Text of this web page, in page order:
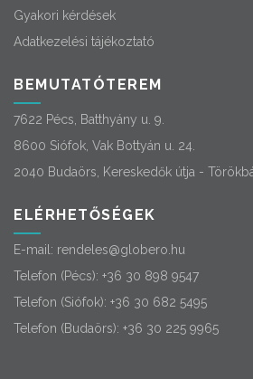
Gyakori kérdések
Adatkezelési tájékoztató
BEMUTATÓTEREM
7622 Pécs, Batthyány u. 9.
8600 Siófok, Vak Bottyán u. 24.
2040 Budaörs, Kereskedők útja -
ELÉRHETŐSÉGEK
E-mail: rendeles@globero.hu
Telefon (Pécs): +36 30 898 9547
Telefon (Siófok): +36 30 682 5495
Telefon (Budaörs): +36 30 225 9965